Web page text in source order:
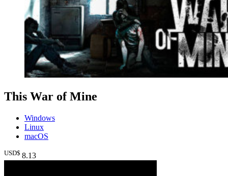
This War of Mine
Windows
Linux
macOS
USD$ 8.13